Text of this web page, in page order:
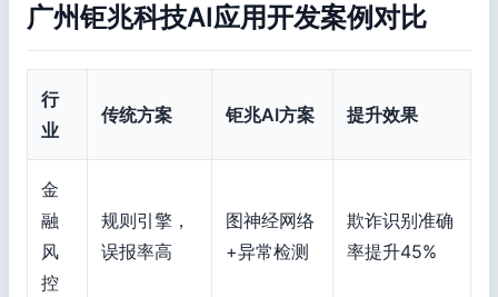
广州钜兆科技AI应用开发案例对比
行
业
传统方案 钜兆AI方案 提升效果
金
融
风
控
规则引擎，
误报率高
图神经网络
+异常检测
欺诈识别准确
率提升45%